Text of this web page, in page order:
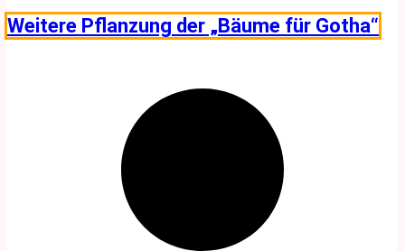
Weitere Pflanzung der „Bäume für Gotha“